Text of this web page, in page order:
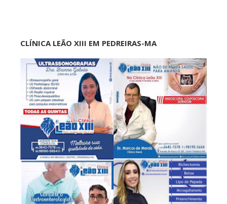
CLÍNICA LEÃO XIII EM PEDREIRAS-MA